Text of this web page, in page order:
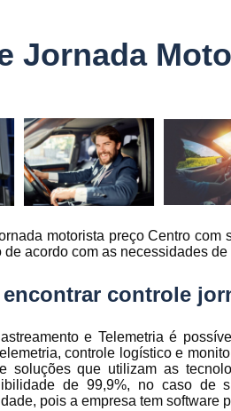
Monitoramento
de frotas
Rastreador
carro
Rastreadores
automotivos
Rastreadores
de caminhões
de carros
Rastreadores
para carros
Rastreamento
de carro
Jornada
motorista preço Centro
acordo com as necessidades
controle
e Telemetria é
controle logístico e
soluções que utilizam as
de 99,9%, no caso de
pois a empresa tem software